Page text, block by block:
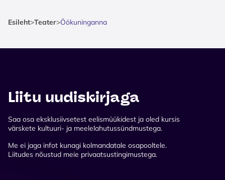
Esileht>Teater>Öökuninganna
Liitu uudiskirjaga
Saa osa eksklusiivsetest eelismüükidest ja oled kursis
värskete kultuuri- ja meelelahutussündmustega.
Me ei jaga infot kunagi kolmandatale osapooltele.
Liitudes nõustud meie privaatsustingimustega.